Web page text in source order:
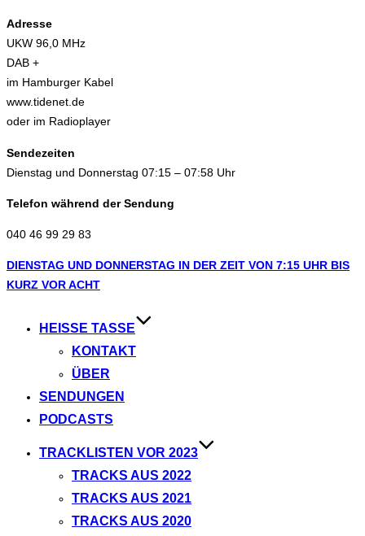
Adresse
UKW 96,0 MHz
DAB +
im Hamburger Kabel
www.tidenet.de
oder im Radioplayer
Sendezeiten
Dienstag und Donnerstag 07:15 – 07:58 Uhr
Telefon während der Sendung
040 46 99 29 83
Zum
Inhalt
DIENSTAG UND DONNERSTAG IN DER ZEIT VON 7:15 UHR BIS
KURZ VOR ACHT
HEISSE TASSE
KONTAKT
ÜBER
SENDUNGEN
PODCASTS
TRACKLISTEN VOR 2023
TRACKS AUS 2022
TRACKS AUS 2021
TRACKS AUS 2020